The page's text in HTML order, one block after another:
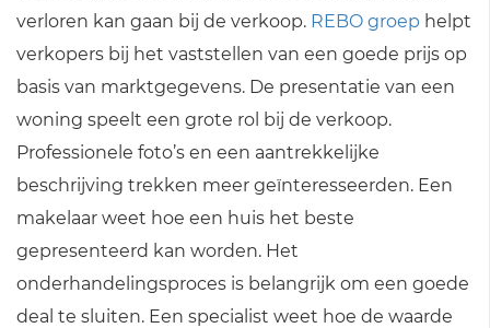
verloren kan gaan bij de verkoop. REBO groep helpt
verkopers bij het vaststellen van een goede prijs op
basis van marktgegevens. De presentatie van een
woning speelt een grote rol bij de verkoop.
Professionele foto’s en een aantrekkelijke
beschrijving trekken meer geïnteresseerden. Een
makelaar weet hoe een huis het beste
gepresenteerd kan worden. Het
onderhandelingsproces is belangrijk om een goede
deal te sluiten. Een specialist weet hoe de waarde